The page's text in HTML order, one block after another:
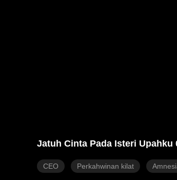
Jatuh Cinta Pada Isteri Upahku
CEO Perkahwinan kilat